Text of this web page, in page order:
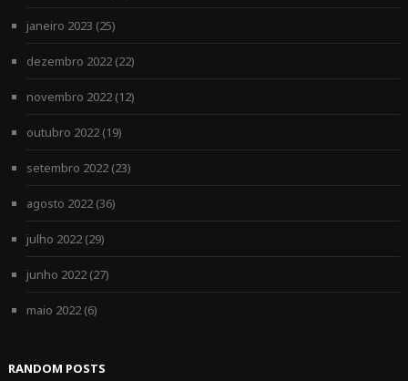
janeiro 2023 (25)
dezembro 2022(22)
novembro 2022(12)
outubro 2022(19)
setembro 2022(23)
agosto 2022(36)
julho 2022(29)
junho 2022(27)
maio 2022(6)
RANDOM POSTS